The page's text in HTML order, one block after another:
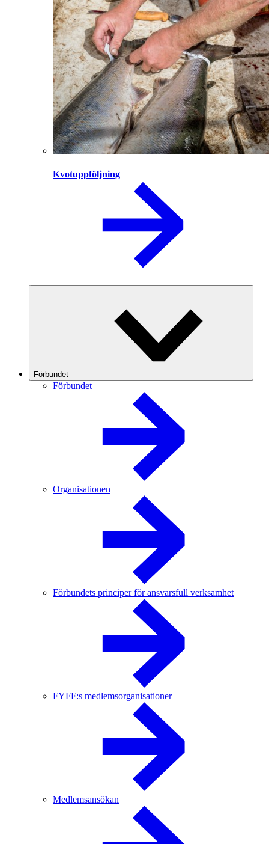
Kvotuppföljning
Förbundet
Förbundet
Organisationen
Förbundets principer för ansvarsfull verksamhet
FYFF:s medlemsorganisationer
Medlemsansökan